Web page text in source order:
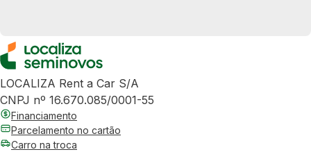
LOCALIZA Rent a Car S/A
CNPJ nº 16.670.085/0001-55
Financiamento
Parcelamento no cartão
Carro na troca